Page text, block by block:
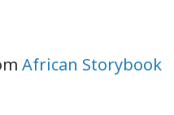
African Storybook